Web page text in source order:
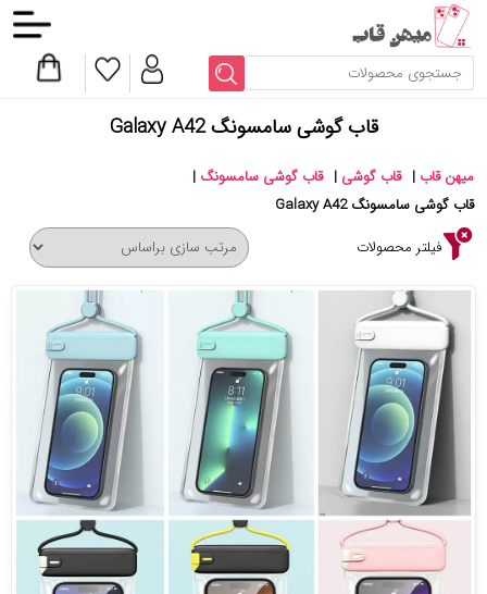
قاب گوشی سامسونگ Galaxy A42
میهن قاب | قاب گوشی | قاب گوشی سامسونگ |
قاب گوشی سامسونگ Galaxy A42
فیلتر محصولات